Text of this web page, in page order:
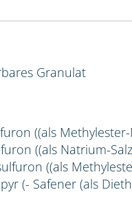
Granulat
((als
((als Natrium-
((als
(- Safener (als